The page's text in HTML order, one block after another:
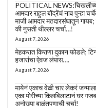
POLITICAL
आमदार राहुल बोंद्रेंचं नाव पुन्हा
माजी आमदार मतदारसंघातून
की नुसती थील्लर चर्चा…!
August 7, 2026
मेहकरात किराणा दुकान फोडले;
हजारांचा ऐवज लंपास….
August 7, 2026
मायेनं एकाच वेळी चार लेकरं
एका पोरीच्या किलबिलाटानं घर
अनोख्या बाळंतपणाची चर्चा!